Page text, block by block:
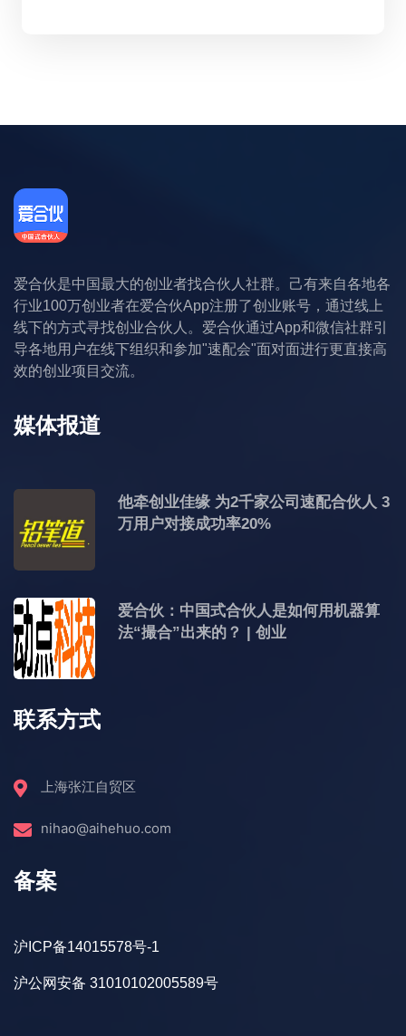
爱合伙是中国最大的创业者找合伙人社群。己有来自各地各
行业100万创业者在爱合伙App注册了创业账号，通过线上
线下的方式寻找创业合伙人。爱合伙通过App和微信社群引
导各地用户在线下组织和参加"速配会"面对面进行更直接高
效的创业项目交流。
媒体报道
他牵创业佳缘 为2千家公司速配合伙人 3
万用户对接成功率20%
爱合伙：中国式合伙人是如何用机器算
法“撮合”出来的？ | 创业
联系方式
上海张江自贸区
nihao@aihehuo.com
备案
沪ICP备14015578号-1
沪公网安备 31010102005589号